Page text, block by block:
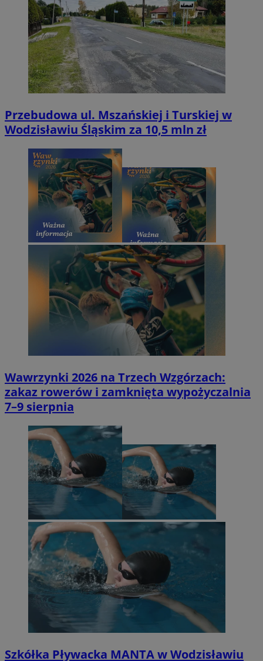
Przebudowa ul. Mszańskiej i Turskiej w
Wodzisławiu Śląskim za 10,5 mln zł
Wawrzynki 2026 na Trzech Wzgórzach:
zakaz rowerów i zamknięta wypożyczalnia
7–9 sierpnia
Szkółka Pływacka MANTA w Wodzisławiu